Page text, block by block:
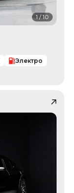
1 /10
Электро